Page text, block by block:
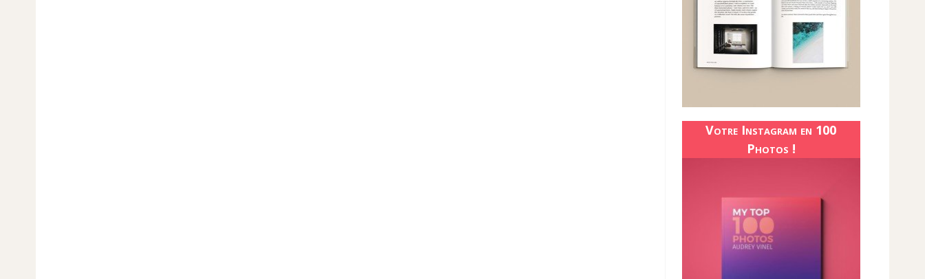
Votre Instagram en 100
Photos !